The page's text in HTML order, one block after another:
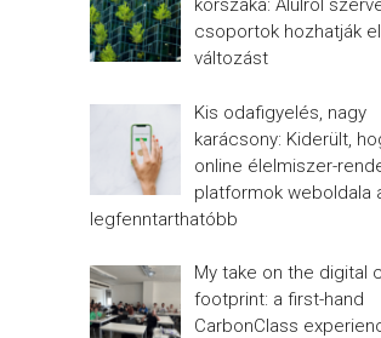
korszaka: Alulról
csoportok hozhatják
változást
Kis odafigyelés, nagy
karácsony: Kiderült,
online élelmiszer-
platformok weboldala
legfenntarthatóbb
My take on the digital
footprint: a first-hand
CarbonClass